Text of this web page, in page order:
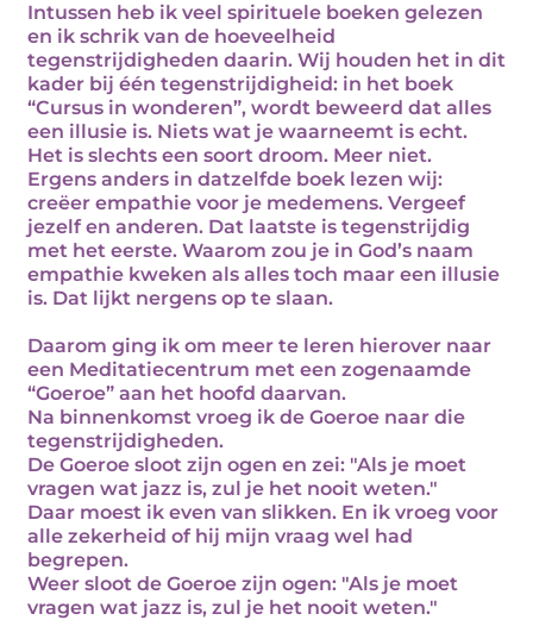
Intussen heb ik veel spirituele boeken gelezen
en ik schrik van de hoeveelheid
tegenstrijdigheden daarin. Wij houden het in dit
kader bij één tegenstrijdigheid: in het boek
“Cursus in wonderen”, wordt beweerd dat alles
een illusie is. Niets wat je waarneemt is echt.
Het is slechts een soort droom. Meer niet.
Ergens anders in datzelfde boek lezen wij:
creëer empathie voor je medemens. Vergeef
jezelf en anderen. Dat laatste is tegenstrijdig
met het eerste. Waarom zou je in God’s naam
empathie kweken als alles toch maar een illusie
is. Dat lijkt nergens op te slaan.
Daarom ging ik om meer te leren hierover naar
een Meditatiecentrum met een zogenaamde
“Goeroe” aan het hoofd daarvan.
Na binnenkomst vroeg ik de Goeroe naar die
tegenstrijdigheden.
De Goeroe sloot zijn ogen en zei: "Als je moet
vragen wat jazz is, zul je het nooit weten."
Daar moest ik even van slikken. En ik vroeg voor
alle zekerheid of hij mijn vraag wel had
begrepen.
Weer sloot de Goeroe zijn ogen: "Als je moet
vragen wat jazz is, zul je het nooit weten."